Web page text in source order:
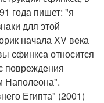
года пишет: "я
для этой
начала XV века
сфинкса относится
повреждения
Наполеона".
Египта" (2001)